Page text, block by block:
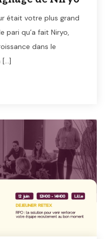
était votre plus grand
pari qu’a fait Niryo,
dans le
[…]